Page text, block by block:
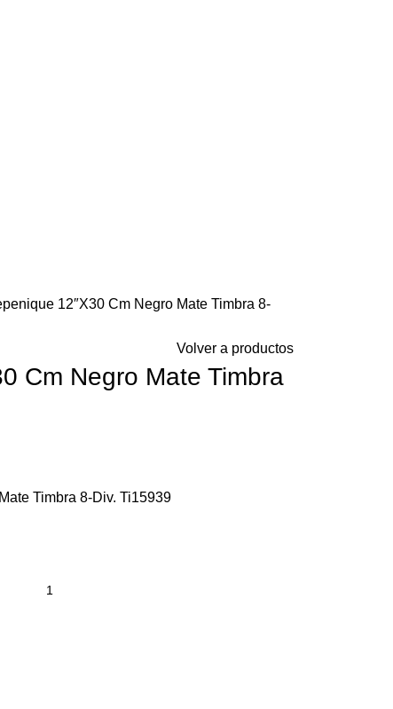
12″X30 Cm Negro Mate Timbra 8-
Volver a productos
Cm Negro Mate Timbra
Timbra 8-Div. Ti15939